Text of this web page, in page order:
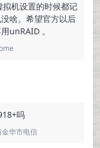
拟机设置的时候都记
啥。希望官方以后
unRAID 。
吗
华市电信